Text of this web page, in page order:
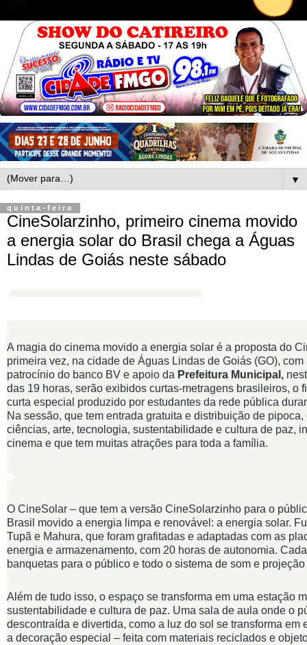
▼
quinta-feira
CineSolarzinho, primeiro cinema movido
a energia solar do Brasil chega a Águas
Lindas de Goiás neste sábado
A magia do cinema movido a energia solar é a proposta do
primeira vez, na cidade de Águas Lindas de Goiás (GO),
patrocínio do banco BV e apoio da Prefeitura Municipal,
das 19 horas, serão exibidos curtas-metragens brasileiros, o
curta especial produzido por estudantes da rede pública
Na sessão, que tem entrada gratuita e distribuição de
ciências, arte, tecnologia, sustentabilidade e cultura de paz,
cinema e que tem muitas atrações para toda a família.
O CineSolar – que tem a versão CineSolarzinho para o
Brasil movido a energia limpa e renovável: a energia solar.
Tupã e Mahura, que foram grafitadas e adaptadas com as
energia e armazenamento, com 20 horas de autonomia.
banquetas para o público e todo o sistema de som e
Além de tudo isso, o espaço se transforma em uma estação
sustentabilidade e cultura de paz. Uma sala de aula onde o
descontraída e divertida, como a luz do sol se transforma
a decoração especial – feita com materiais reciclados e